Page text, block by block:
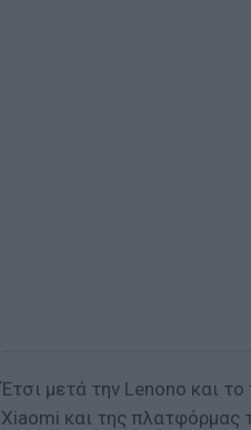
Έτσι μετά την Lenono και
Xiaomi και της πλατφόρμας